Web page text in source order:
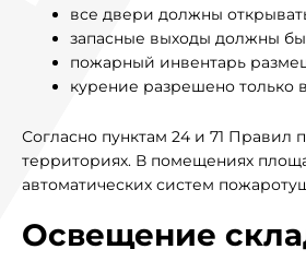
все двери должны
запасные выходы должны
пожарный инвентарь
курение разрешено только
Согласно пунктам 24 и 71
территориях. В помещениях
автоматических систем
Освещение